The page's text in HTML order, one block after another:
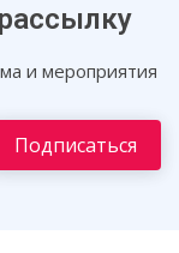
и мероприятия